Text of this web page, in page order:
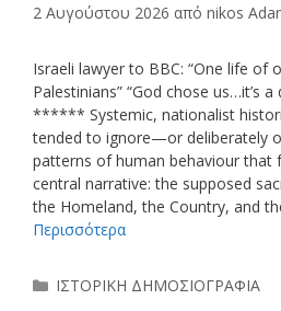
2 Αυγούστου 2026 από nikos
Israeli lawyer to BBC: “One life of
Palestinians” “God chose us…it’s
****** Systemic, nationalist
tended to ignore—or deliberately
patterns of human behaviour that
central narrative: the supposed
the Homeland, the Country, and
Περισσότερα
Κατηγορίες
ΙΣΤΟΡΙΚΗ ΔΗΜΟΣΙΟΓΡΑΦΙΑ